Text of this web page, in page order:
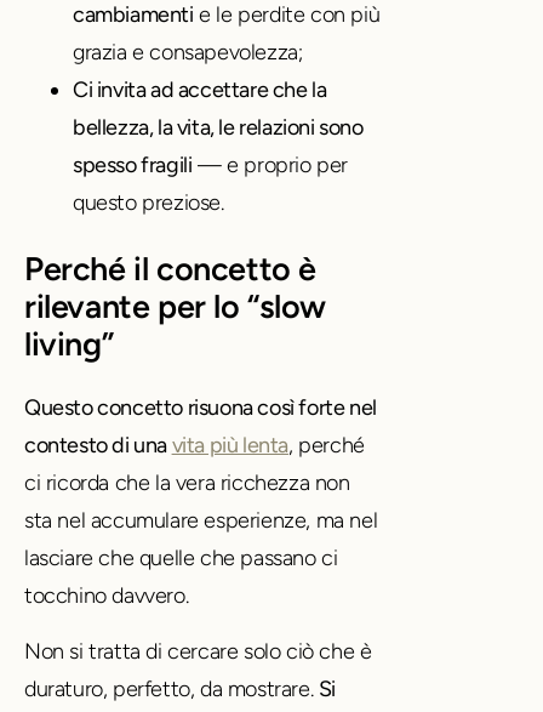
cambiamenti e le perdite con più
grazia e consapevolezza;
Ci invita ad accettare che la
bellezza, la vita, le relazioni sono
spesso fragili — e proprio per
questo preziose.
Perché il concetto è
rilevante per lo “slow
living”
Questo concetto risuona così forte nel
contesto di unavita più lenta, perché
ci ricorda che la vera ricchezza non
sta nel accumulare esperienze, ma nel
lasciare che quelle che passano ci
tocchino davvero.
Non si tratta di cercare solo ciò che è
duraturo, perfetto, da mostrare. Si